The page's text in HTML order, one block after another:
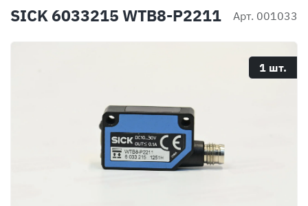
Вопросы и ответы
О компании
SICK 6033215 WTB8-P2211 Арт. 001033
1 шт.